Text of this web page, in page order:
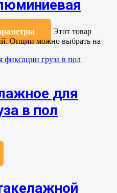
Этот товар
Опции можно выбрать на
для
в пол